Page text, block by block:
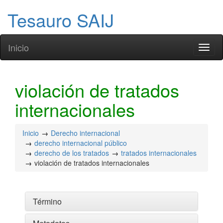
Tesauro SAIJ
Inicio
violación de tratados
internacionales
Inicio
Derecho internacional
derecho internacional público
derecho de los tratados
tratados internacionales
violación de tratados internacionales
Término